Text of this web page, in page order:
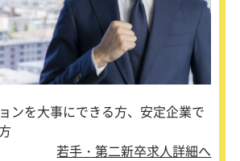
売営業職の仕事内容は・・・＞
社で製造している仮設資材の販売
・レンタル営業
入社後の流れ＞
修期間は6ヶ月～習得状況により
します。
）構内作業研修
店の構内にて、資材整理、出荷返
材の検収をしながら
ンを大事にできる方、安定企業で
若手・第二新卒求人詳細へ